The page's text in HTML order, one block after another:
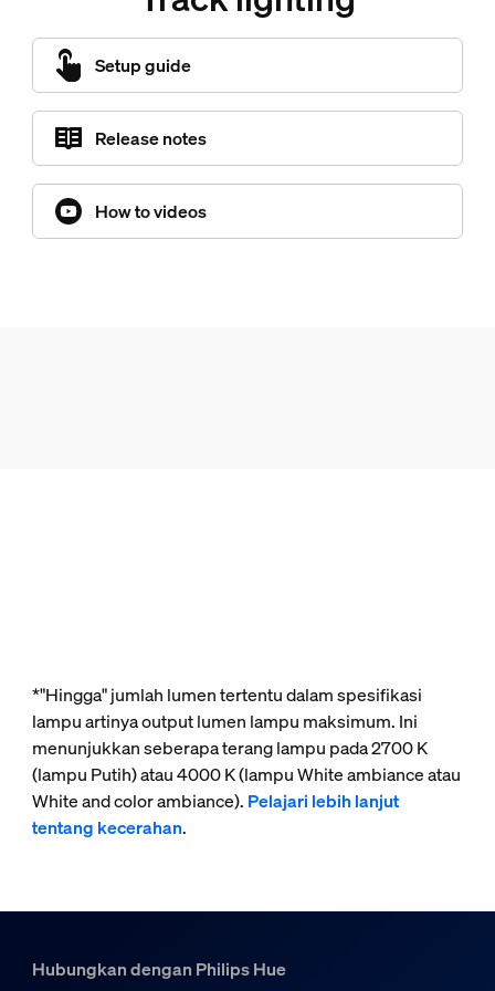
Setup guide
Release notes
How to videos
*"Hingga" jumlah lumen tertentu dalam spesifikasi
lampu artinya output lumen lampu maksimum. Ini
menunjukkan seberapa terang lampu pada 2700 K
(lampu Putih) atau 4000 K (lampu White ambiance atau
White and color ambiance). Pelajari lebih lanjut
tentang kecerahan.
Hubungkan dengan Philips Hue